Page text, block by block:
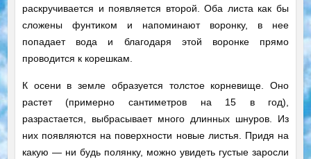
раскручивается и появляется второй. Оба листа как бы
сложены фунтиком и напоминают воронку, в нее
попадает вода и благодаря этой воронке прямо
проводится к корешкам.
К осени в земле образуется толстое корневище. Оно
растет (примерно сантиметров на 15 в год),
разрастается, выбрасывает много длинных шнуров. Из
них появляются на поверхности новые листья. Придя на
какую — ни будь полянку, можно увидеть густые заросли